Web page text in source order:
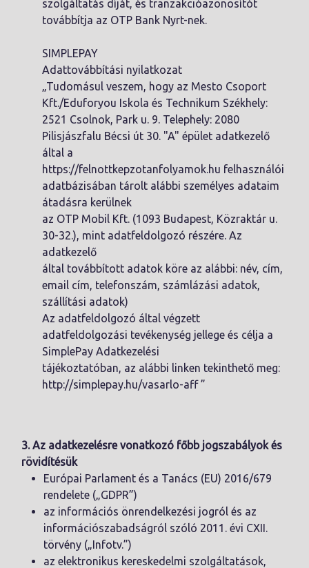
szolgáltatás díját, és tranzakcióazonosítót
továbbítja az OTP Bank Nyrt-nek.
SIMPLEPAY
Adattovábbítási nyilatkozat
„Tudomásul veszem, hogy az Mesto Csoport
Kft./Eduforyou Iskola és Technikum Székhely:
2521 Csolnok, Park u. 9. Telephely: 2080
Pilisjászfalu Bécsi út 30. "A" épület adatkezelő
által a
https://felnottkepzotanfolyamok.hu felhasználói
adatbázisában tárolt alábbi személyes adataim
átadásra kerülnek
az OTP Mobil Kft. (1093 Budapest, Közraktár u.
30-32.), mint adatfeldolgozó részére. Az
adatkezelő
által továbbított adatok köre az alábbi: név, cím,
email cím, telefonszám, számlázási adatok,
szállítási adatok)
Az adatfeldolgozó által végzett
adatfeldolgozási tevékenység jellege és célja a
SimplePay Adatkezelési
tájékoztatóban, az alábbi linken tekinthető meg:
http://simplepay.hu/vasarlo-aff ”
3. Az adatkezelésre vonatkozó főbb jogszabályok és
rövidítésük
Európai Parlament és a Tanács (EU) 2016/679
rendelete („GDPR”)
az információs önrendelkezési jogról és az
információszabadságról szóló 2011. évi CXII.
törvény („Infotv.”)
az elektronikus kereskedelmi szolgáltatások,